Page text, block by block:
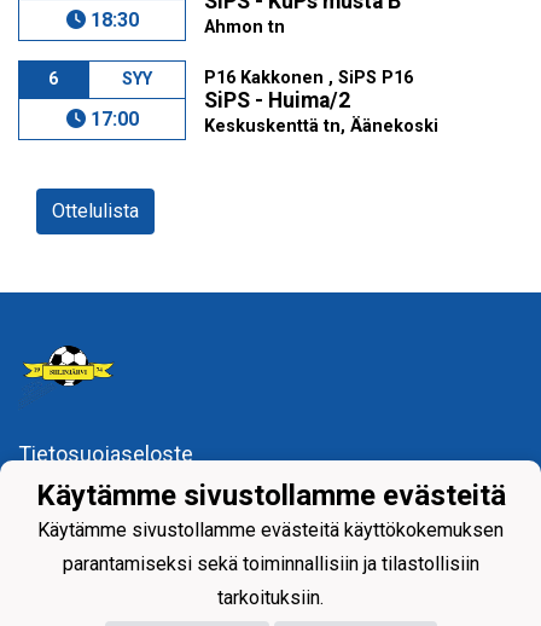
18:30 Ahmon tn
6 SYY
17:00
P16 Kakkonen , SiPS P16
SiPS - Huima/2
Keskuskenttä tn, Äänekoski
Ottelulista
Tietosuojaseloste
Siilinjärven Palloseura ry
Käytämme sivustollamme evästeitä
Käytämme sivustollamme evästeitä käyttökokemuksen
parantamiseksi sekä toiminnallisiin ja tilastollisiin
tarkoituksiin.